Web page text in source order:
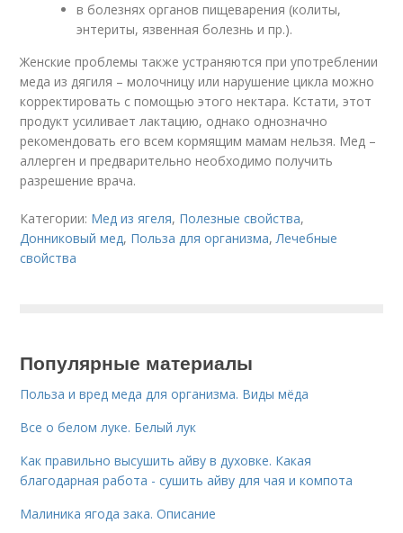
в болезнях органов пищеварения (колиты,
энтериты, язвенная болезнь и пр.).
Женские проблемы также устраняются при употреблении
меда из дягиля – молочницу или нарушение цикла можно
корректировать с помощью этого нектара. Кстати, этот
продукт усиливает лактацию, однако однозначно
рекомендовать его всем кормящим мамам нельзя. Мед –
аллерген и предварительно необходимо получить
разрешение врача.
Категории: Мед из ягеля, Полезные свойства,
Донниковый мед, Польза для организма,Лечебные
свойства
Популярные материалы
Польза и вред меда для организма. Виды мёда
Все о белом луке. Белый лук
Как правильно высушить айву в духовке. Какая
благодарная работа - сушить айву для чая и компота
Малиника ягода зака. Описание